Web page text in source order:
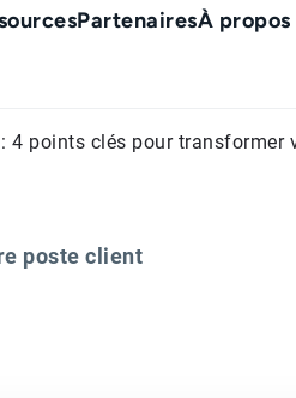
PartenairesÀ propos
: 4 points clés pour transformer
poste client